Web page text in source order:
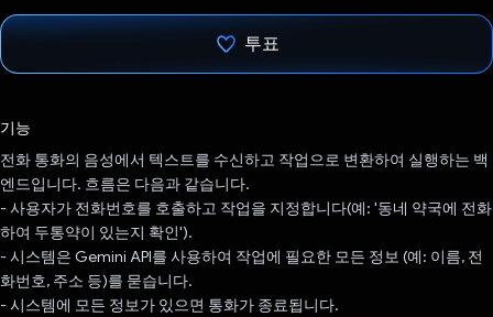
투표
기능
전화 통화의 음성에서 텍스트를 수신하고 작업으로 변환하여 실행하는 백
엔드입니다. 흐름은 다음과 같습니다.
- 사용자가 전화번호를 호출하고 작업을 지정합니다(예: '동네 약국에 전화
하여 두통약이 있는지 확인').
- 시스템은 Gemini API를 사용하여 작업에 필요한 모든 정보 (예: 이름, 전
화번호, 주소 등)를 묻습니다.
- 시스템에 모든 정보가 있으면 통화가 종료됩니다.